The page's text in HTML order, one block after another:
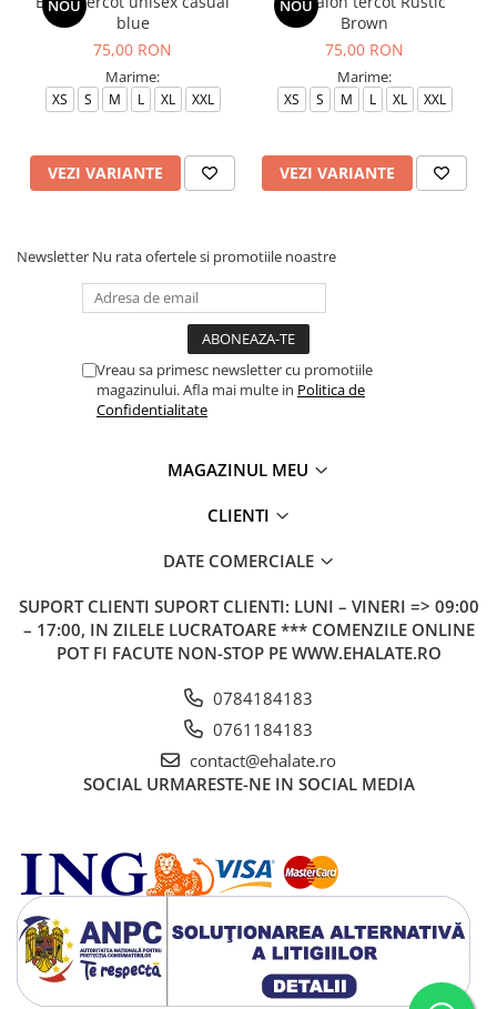
NOU
blue
75,00 RON
Marime:
XS S M L XL XXL
VEZI VARIANTE
NOU
Brown
75,00 RON
Marime:
XS S M L XL XXL
VEZI VARIANTE
Newsletter Nu rata ofertele si promotiile noastre
Vreau sa primesc newsletter cu promotiile
magazinului. Afla mai multe in Politica de
Confidentialitate
MAGAZINUL MEU
CLIENTI
DATE COMERCIALE
SUPORT CLIENTI SUPORT CLIENTI: LUNI – VINERI => 09:00
– 17:00, IN ZILELE LUCRATOARE *** COMENZILE ONLINE
POT FI FACUTE NON-STOP PE WWW.EHALATE.RO
0784184183
0761184183
contact@ehalate.ro
SOCIAL URMARESTE-NE IN SOCIAL MEDIA